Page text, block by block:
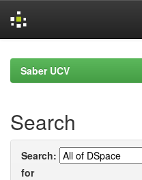
navigationSaber UCV
Search
Search:
for